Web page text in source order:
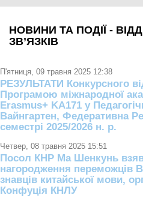
НОВИНИ ТА ПОДІЇ -
ЗВ’ЯЗКІВ
П'ятниця, 09 травня 2025 12:38
РЕЗУЛЬТАТИ Конкурсного
Програмою міжнародної
Erasmus+ KA171 у
Вайнгартен, Федеративна
семестрі 2025/2026 н. р.
Четвер, 08 травня 2025 15:51
Посол КНР Ма Шенкунь взяв
нагородження переможців
знавців китайської мови,
Конфуція КНЛУ